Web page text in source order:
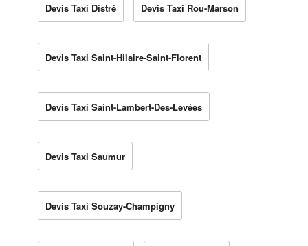
Devis Taxi Distré Devis Taxi Rou-Marson
Devis Taxi Saint-Hilaire-Saint-Florent
Devis Taxi Saint-Lambert-Des-Levées
Devis Taxi Saumur
Devis Taxi Souzay-Champigny